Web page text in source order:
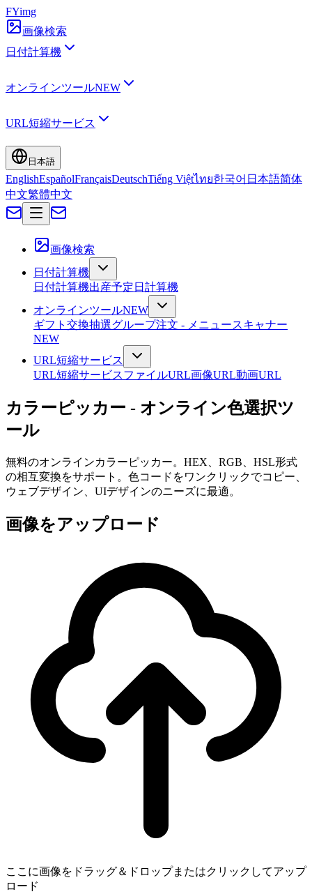
FYimg
画像検索
日付計算機
オンラインツールNEW
URL短縮サービス
日本語
EnglishEspañolFrançaisDeutschTiếng Việtไทย한국어 日本語简体
中文繁體中文
画像検索
日付計算機
日付計算機出産予定日計算機
オンラインツールNEW
ギフト交換抽選グループ注文 - メニュースキャナー
NEW
URL短縮サービス
URL短縮サービスファイルURL画像URL動画URL
カラーピッカー - オンライン色選択ツ
ール
無料のオンラインカラーピッカー。HEX、RGB、HSL形式
の相互変換をサポート。色コードをワンクリックでコピー、
ウェブデザイン、UIデザインのニーズに最適。
画像をアップロード
ここに画像をドラッグ＆ドロップまたはクリックしてアップ
ロード